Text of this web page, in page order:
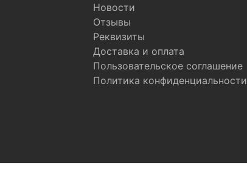
Новости
Отзывы
Реквизиты
Доставка и оплата
Пользовательское соглашение
Политика конфиденциальности